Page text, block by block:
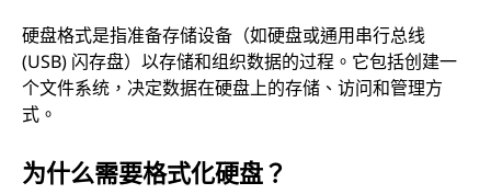
硬盘格式是指准备存储设备（如硬盘或通用串行总线
(USB) 闪存盘）以存储和组织数据的过程。它包括创建一
个文件系统，决定数据在硬盘上的存储、访问和管理方
式。
为什么需要格式化硬盘？